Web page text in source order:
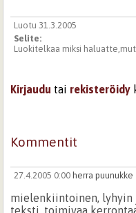
Luotu 31.3.2005
Selite:
Luokitelkaa miksi
Kirjaudu tai rekisteröidy
Kommentit
27.4.2005 0:00 herra puunukke
mielenkiintoinen, lyhyin
teksti. toimivaa